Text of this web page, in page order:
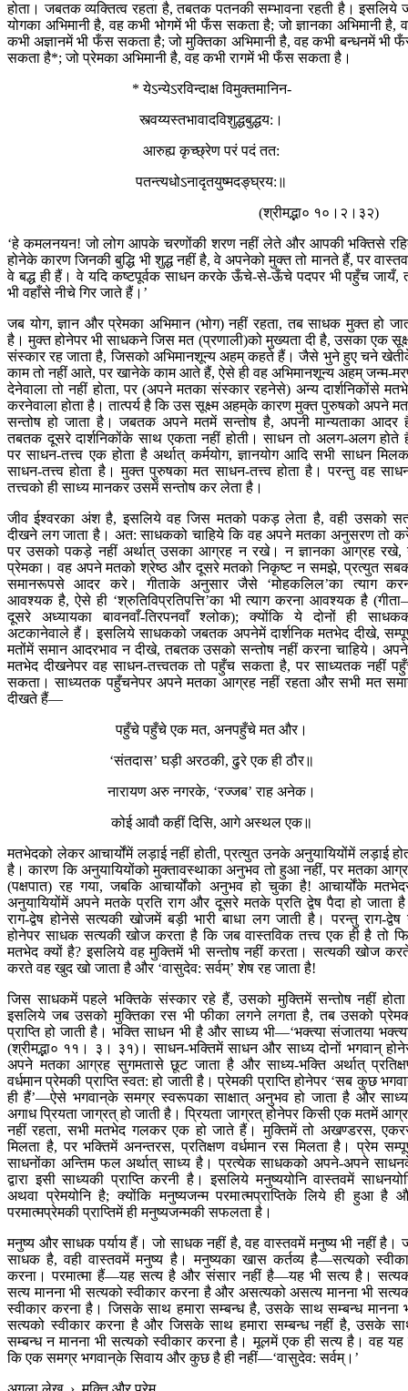
होता। जबतक व्यक्तित्व रहता है, तबतक पतनकी सम्भावना रहती है। इसलिये
योगका अभिमानी है, वह कभी भोगमें भी फँस सकता है; जो ज्ञानका अभिमानी है,
कभी अज्ञानमें भी फँस सकता है; जो मुक्तिका अभिमानी है, वह कभी बन्धनमें भी
सकता है*; जो प्रेमका अभिमानी है, वह कभी रागमें भी फँस सकता है।
* येऽन्येऽरविन्दाक्ष विमुक्तमानिन-
स्त्वय्यस्तभावादविशुद्धबुद्धय:।
आरुह्य कृच्छ्रेण परं पदं तत:
पतन्त्यधोऽनादृतयुष्मदङ्घ्रय:॥
(श्रीमद्भा० १०।२।३२)
‘हे कमलनयन! जो लोग आपके चरणोंकी शरण नहीं लेते और आपकी भक्तिसे
होनेके कारण जिनकी बुद्धि भी शुद्ध नहीं है, वे अपनेको मुक्त तो मानते हैं, पर
वे बद्ध ही हैं। वे यदि कष्टपूर्वक साधन करके ऊँचे-से-ऊँचे पदपर भी पहुँच जायँ,
भी वहाँसे नीचे गिर जाते हैं।’
जब योग, ज्ञान और प्रेमका अभिमान (भोग) नहीं रहता, तब साधक मुक्त हो
है। मुक्त होनेपर भी साधकने जिस मत (प्रणाली)को मुख्यता दी है, उसका एक
संस्कार रह जाता है, जिसको अभिमानशून्य अहम‍् कहते हैं। जैसे भुने हुए चने
काम तो नहीं आते, पर खानेके काम आते हैं, ऐसे ही वह अभिमानशून्य अहम‍् जन्म-
देनेवाला तो नहीं होता, पर (अपने मतका संस्कार रहनेसे) अन्य दार्शनिकोंसे
करनेवाला होता है। तात्पर्य है कि उस सूक्ष्म अहम‍्के कारण मुक्त पुरुषको अपने
सन्तोष हो जाता है। जबतक अपने मतमें सन्तोष है, अपनी मान्यताका आदर
तबतक दूसरे दार्शनिकोंके साथ एकता नहीं होती। साधन तो अलग-अलग होते
पर साधन-तत्त्व एक होता है अर्थात् कर्मयोग, ज्ञानयोग आदि सभी साधन
साधन-तत्त्व होता है। मुक्त पुरुषका मत साधन-तत्त्व होता है। परन्तु वह
तत्त्वको ही साध्य मानकर उसमें सन्तोष कर लेता है।
जीव ईश्वरका अंश है, इसलिये वह जिस मतको पकड़ लेता है, वही उसको
दीखने लग जाता है। अत: साधकको चाहिये कि वह अपने मतका अनुसरण तो
पर उसको पकड़े नहीं अर्थात् उसका आग्रह न रखे। न ज्ञानका आग्रह रखे,
प्रेमका। वह अपने मतको श्रेष्ठ और दूसरे मतको निकृष्ट न समझे, प्रत्युत
समानरूपसे आदर करे। गीताके अनुसार जैसे ‘मोहकलिल’का त्याग
आवश्यक है, ऐसे ही ‘श्रुतिविप्रतिपत्ति’का भी त्याग करना आवश्यक है
दूसरे अध्यायका बावनवाँ-तिरपनवाँ श्लोक); क्योंकि ये दोनों ही
अटकानेवाले हैं। इसलिये साधकको जबतक अपनेमें दार्शनिक मतभेद दीखे,
मतोंमें समान आदरभाव न दीखे, तबतक उसको सन्तोष नहीं करना चाहिये।
मतभेद दीखनेपर वह साधन-तत्त्वतक तो पहुँच सकता है, पर साध्यतक नहीं
सकता। साध्यतक पहुँचनेपर अपने मतका आग्रह नहीं रहता और सभी मत
दीखते हैं—
पहुँचे पहुँचे एक मत, अनपहुँचे मत और।
‘संतदास’ घड़ी अरठकी, ढुरे एक ही ठौर॥
नारायण अरु नगरके, ‘रज्जब’ राह अनेक।
कोई आवौ कहीं दिसि, आगे अस्थल एक॥
मतभेदको लेकर आचार्योंमें लड़ाई नहीं होती, प्रत्युत उनके अनुयायियोंमें लड़ाई
है। कारण कि अनुयायियोंको मुक्तावस्थाका अनुभव तो हुआ नहीं, पर मतका
(पक्षपात) रह गया, जबकि आचार्योंको अनुभव हो चुका है! आचार्योंके
अनुयायियोंमें अपने मतके प्रति राग और दूसरे मतके प्रति द्वेष पैदा हो जाता
राग-द्वेष होनेसे सत्यकी खोजमें बड़ी भारी बाधा लग जाती है। परन्तु राग-द्वेष
होनेपर साधक सत्यकी खोज करता है कि जब वास्तविक तत्त्व एक ही है तो
मतभेद क्यों है? इसलिये वह मुक्तिमें भी सन्तोष नहीं करता। सत्यकी खोज
करते वह खुद खो जाता है और ‘वासुदेव: सर्वम्’ शेष रह जाता है!
जिस साधकमें पहले भक्तिके संस्कार रहे हैं, उसको मुक्तिमें सन्तोष नहीं
इसलिये जब उसको मुक्तिका रस भी फीका लगने लगता है, तब उसको
प्राप्ति हो जाती है। भक्ति साधन भी है और साध्य भी—‘भक्त्या संजातया
(श्रीमद्भा० ११। ३। ३१)। साधन-भक्तिमें साधन और साध्य दोनों भगवान‍्
अपने मतका आग्रह सुगमतासे छूट जाता है और साध्य-भक्ति अर्थात्
वर्धमान प्रेमकी प्राप्ति स्वत: हो जाती है। प्रेमकी प्राप्ति होनेपर ‘सब कुछ
ही हैं’—ऐसे भगवान‍्के समग्र स्वरूपका साक्षात् अनुभव हो जाता है और
अगाध प्रियता जाग्रत् हो जाती है। प्रियता जाग्रत् होनेपर किसी एक मतमें
नहीं रहता, सभी मतभेद गलकर एक हो जाते हैं। मुक्तिमें तो अखण्डरस,
मिलता है, पर भक्तिमें अनन्तरस, प्रतिक्षण वर्धमान रस मिलता है। प्रेम
साधनोंका अन्तिम फल अर्थात् साध्य है। प्रत्येक साधकको अपने-अपने
द्वारा इसी साध्यकी प्राप्ति करनी है। इसलिये मनुष्ययोनि वास्तवमें
अथवा प्रेमयोनि है; क्योंकि मनुष्यजन्म परमात्मप्राप्तिके लिये ही हुआ है
परमात्मप्रेमकी प्राप्तिमें ही मनुष्यजन्मकी सफलता है।
मनुष्य और साधक पर्याय हैं। जो साधक नहीं है, वह वास्तवमें मनुष्य भी नहीं है।
साधक है, वही वास्तवमें मनुष्य है। मनुष्यका खास कर्तव्य है—सत्यको
करना। परमात्मा हैं—यह सत्य है और संसार नहीं है—यह भी सत्य है।
सत्य मानना भी सत्यको स्वीकार करना है और असत्यको असत्य मानना भी
स्वीकार करना है। जिसके साथ हमारा सम्बन्ध है, उसके साथ सम्बन्ध मानना
सत्यको स्वीकार करना है और जिसके साथ हमारा सम्बन्ध नहीं है, उसके
सम्बन्ध न मानना भी सत्यको स्वीकार करना है। मूलमें एक ही सत्य है। वह यह
कि एक समग्र भगवान‍्के सिवाय और कुछ है ही नहीं—‘वासुदेव: सर्वम्।’